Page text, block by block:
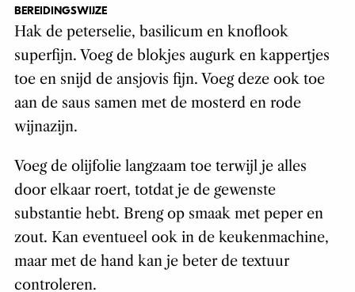
BEREIDINGSWIJZE
Hak de peterselie, basilicum en knoflook
superfijn. Voeg de blokjes augurk en kappertjes
toe en snijd de ansjovis fijn. Voeg deze ook toe
aan de saus samen met de mosterd en rode
wijnazijn.
Voeg de olijfolie langzaam toe terwijl je alles
door elkaar roert, totdat je de gewenste
substantie hebt. Breng op smaak met peper en
zout. Kan eventueel ook in de keukenmachine,
maar met de hand kan je beter de textuur
controleren.